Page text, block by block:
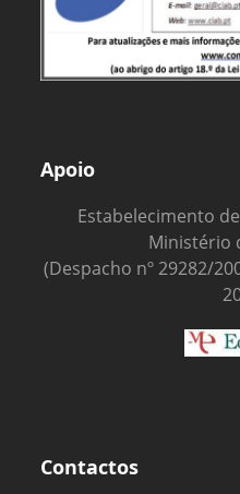
Apoio
Estabelecimento
Ministério
(Despacho nº 29282/
Contactos